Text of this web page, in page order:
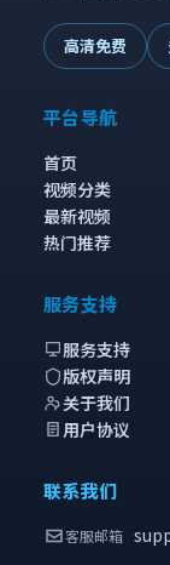
高清免费
平台导航
首页
视频分类
最新视频
热门推荐
服务支持
服务支持
版权声明
关于我们
用户协议
联系我们
客服邮箱